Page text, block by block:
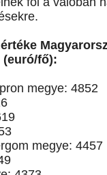
(euró/fő):
megye: 4852
megye: 4457